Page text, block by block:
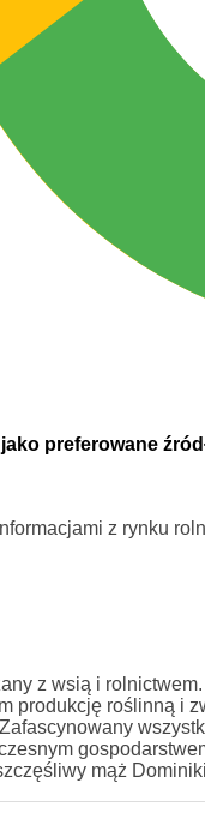
preferowane
z rynku
z wsią i
produkcję roślinną i
mąż